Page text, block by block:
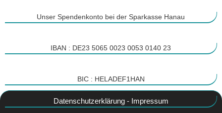
Unser Spendenkonto bei der Sparkasse Hanau
IBAN : DE23 5065 0023 0053 0140 23
BIC : HELADEF1HAN
Datenschutzerklärung- Impressum